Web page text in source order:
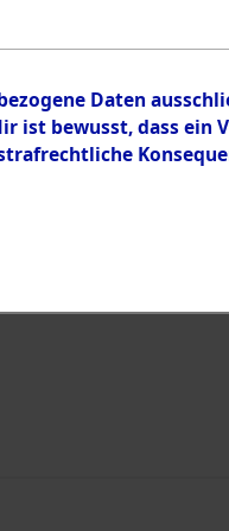
Daten
bewusst, dass ein